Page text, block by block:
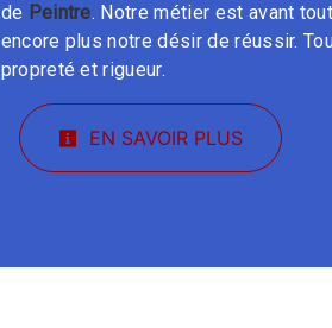
de Peintre. Notre métier est avant
encore plus notre désir de réussir.
propreté et rigueur.
EN SAVOIR PLUS